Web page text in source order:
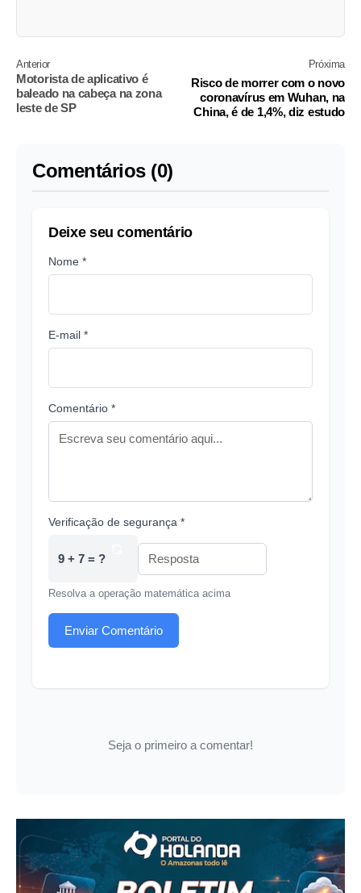
Anterior
Motorista de aplicativo é
baleado na cabeça na zona
leste de SP
Próxima
Risco de morrer com o novo
coronavírus em Wuhan, na
China, é de 1,4%, diz estudo
Comentários (0)
Deixe seu comentário
Nome *
E-mail *
Comentário *
Verificação de segurança *
9 + 7 = ?
Resolva a operação matemática acima
Enviar Comentário
Seja o primeiro a comentar!